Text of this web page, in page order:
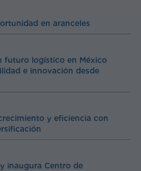
en aranceles
futuro logístico en México
e innovación desde
y eficiencia con
inaugura Centro de